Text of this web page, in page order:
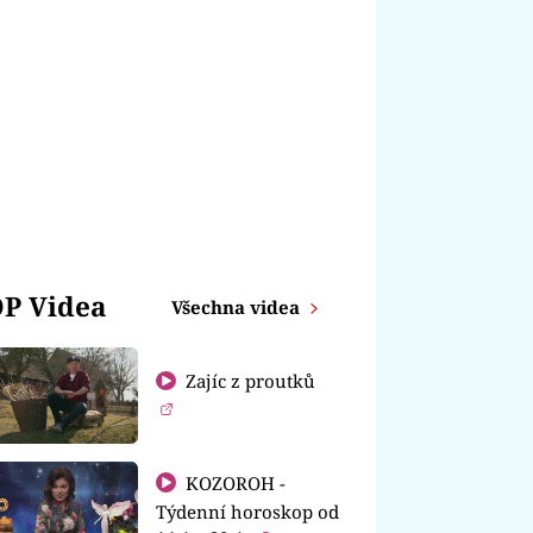
Videa Všechna videa
Zajíc z proutků
KOZOROH -
Týdenní horoskop od